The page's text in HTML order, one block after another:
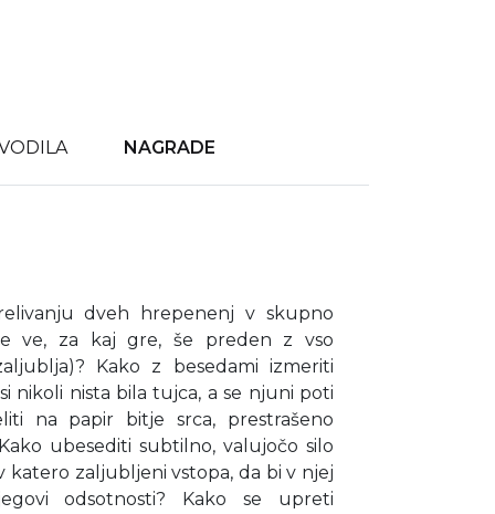
NAGRADE
dveh hrepenenj v skupno
ve, za kaj gre, še preden z vso
Kako z besedami izmeriti
nikoli nista bila tujca, a se njuni poti
na papir bitje srca, prestrašeno
ubesediti subtilno, valujočo silo
katero zaljubljeni vstopa, da bi v njej
odsotnosti? Kako se upreti